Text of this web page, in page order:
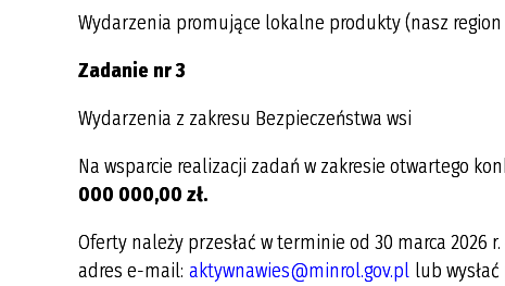
Wydarzenia promujące lokalne produkty (nasz region
Zadanie nr 3
Wydarzenia z zakresu Bezpieczeństwa wsi
Na wsparcie realizacji zadań w zakresie otwartego
000 000,00 zł.
Oferty należy przesłać w terminie od 30 marca 2026
adres e-mail: aktywnawies@minrol.gov.pl lub